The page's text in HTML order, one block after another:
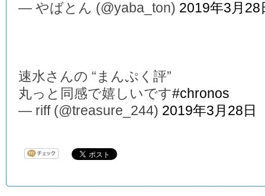
— やばとん (@yaba_ton) 2019年3月28
速水さんの “まんぷく評”
丸っと同感で嬉しいです#chronos
— riff (@treasure_244) 2019年3月28日